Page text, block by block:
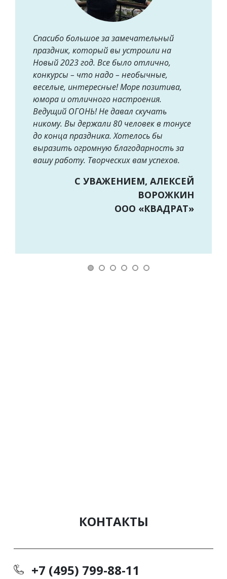
Спасибо большое за замечательный
праздник, который вы устроили на
Новый 2023 год. Все было отлично,
конкурсы – что надо – необычные,
веселые, интересные! Море позитива,
юмора и отличного настроения.
Ведущий ОГОНЬ! Не давал скучать
никому. Вы держали 80 человек в тонусе
до конца праздника. Хотелось бы
выразить огромную благодарность за
вашу работу. Творческих вам успехов.
С УВАЖЕНИЕМ, АЛЕКСЕЙ
ВОРОЖКИН
ООО «КВАДРАТ»
КОНТАКТЫ
+7 (495) 799-88-11